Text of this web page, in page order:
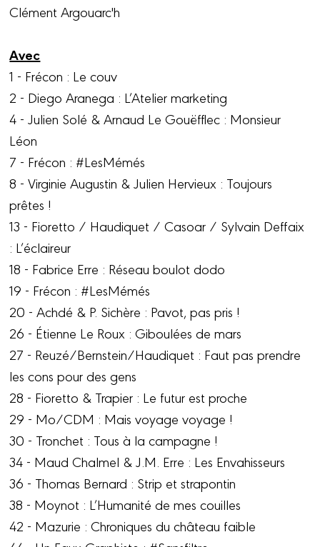
Clément Argouarc'h
Avec
1 - Frécon : Le couv
2 - Diego Aranega : L’Atelier marketing
4 - Julien Solé & Arnaud Le Gouëfflec : Monsieur
Léon
7 - Frécon : #LesMémés
8 - Virginie Augustin & Julien Hervieux : Toujours
prêtes !
13 - Fioretto / Haudiquet / Casoar / Sylvain Deffaix
: L’éclaireur
18 - Fabrice Erre : Réseau boulot dodo
19 - Frécon : #LesMémés
20 - Achdé & P. Sichère : Pavot, pas pris !
26 - Étienne Le Roux : Giboulées de mars
27 - Reuzé/Bernstein/Haudiquet : Faut pas prendre
les cons pour des gens
28 - Fioretto & Trapier : Le futur est proche
29 - Mo/CDM : Mais voyage voyage !
30 - Tronchet : Tous à la campagne !
34 - Maud Chalmel & J.M. Erre : Les Envahisseurs
36 - Thomas Bernard : Strip et strapontin
38 - Moynot : L’Humanité de mes couilles
42 - Mazurie : Chroniques du château faible